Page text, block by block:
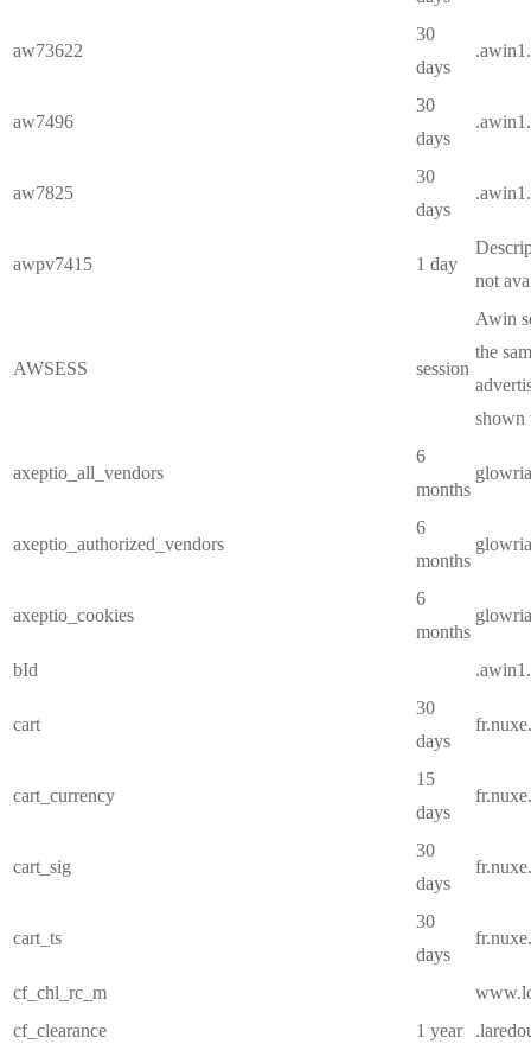
aw73622
30
days
aw7496
30
days
aw7825
30
days
awpv7415 1 day
not
AWSESS session
Awin
the
shown
axeptio_all_vendors
6
months
axeptio_authorized_vendors
6
months
axeptio_cookies
6
months
bId
cart
30
days
cart_currency
15
days
cart_sig
30
days
cart_ts
30
days
cf_chl_rc_m
cf_clearance
1 year